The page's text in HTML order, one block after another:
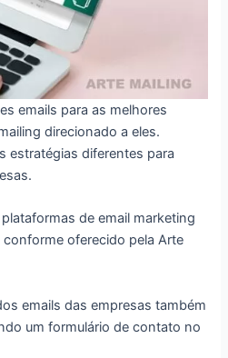
emails para as melhores
direcionado a eles.
estratégias diferentes para
de email marketing
oferecido pela Arte
emails das empresas também
um formulário de contato no